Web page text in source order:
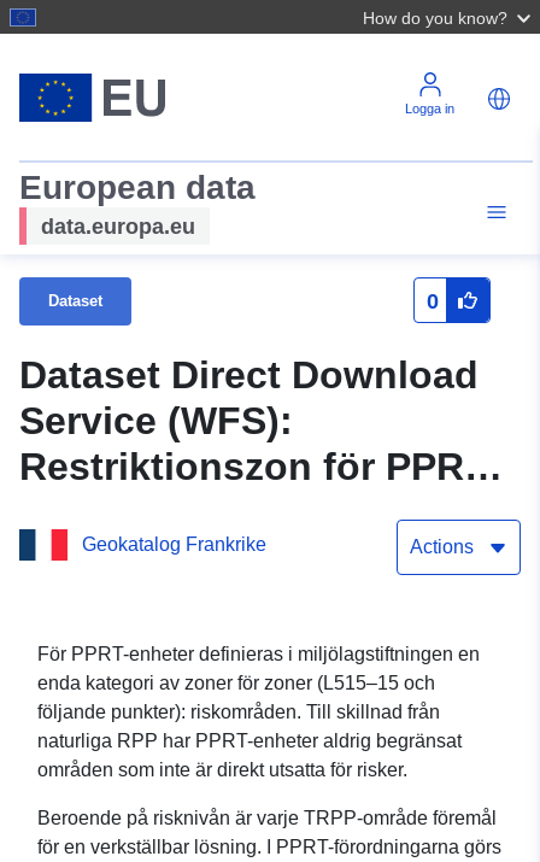
How do you know?
Logga in
European data
data.europa.eu
Dataset 0
Dataset Direct Download
Service (WFS):
Restriktionszon för PPRT
”TOTAL RAFFINERIE DE
PROVENCE” i kommunen
Martigues – Bouches-du-
Rhône
Geokatalog Frankrike Actions
För PPRT-enheter definieras i miljölagstiftningen en
enda kategori av zoner för zoner (L515–15 och
följande punkter): riskområden. Till skillnad från
naturliga RPP har PPRT-enheter aldrig begränsat
områden som inte är direkt utsatta för risker.
Beroende på risknivån är varje TRPP-område föremål
för en verkställbar lösning. I PPRT-förordningarna görs